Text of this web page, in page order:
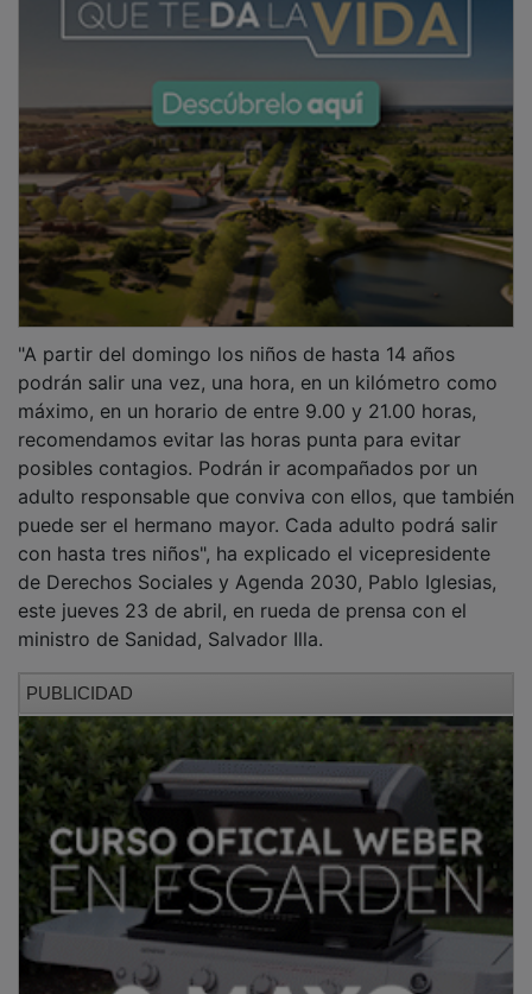
podrán salir una vez, una hora, en un kilómetro como
máximo, en un horario de entre 9.00 y 21.00 horas,
recomendamos evitar las horas punta para evitar
posibles contagios. Podrán ir acompañados por un
adulto responsable que conviva con ellos, que también
puede ser el hermano mayor. Cada adulto podrá salir
con hasta tres niños", ha explicado el vicepresidente
de Derechos Sociales y Agenda 2030, Pablo Iglesias,
este jueves 23 de abril, en rueda de prensa con el
ministro de Sanidad, Salvador Illa.